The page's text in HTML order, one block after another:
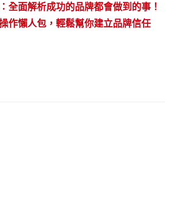
全面解析成功的品牌都會做到的事！
作懶人包，輕鬆幫你建立品牌信任